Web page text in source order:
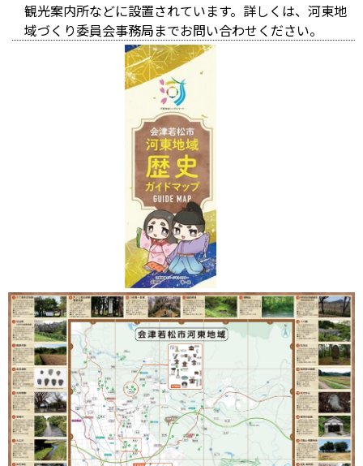
観光案内所などに設置されています。詳しくは、河東地
域づくり委員会事務局までお問い合わせください。